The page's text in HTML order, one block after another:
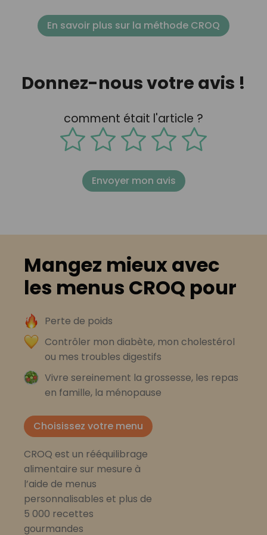
En savoir plus sur la méthode CROQ
Donnez-nous votre avis !
comment était l'article ?
Envoyer mon avis
Mangez mieux avec
les menus CROQ pour
Perte de poids
Contrôler mon diabète, mon cholestérol
ou mes troubles digestifs
Vivre sereinement la grossesse, les repas
en famille, la ménopause
Choisissez votre menu
CROQ est un rééquilibrage
alimentaire sur mesure à
l’aide de menus
personnalisables et plus de
5 000 recettes
gourmandes